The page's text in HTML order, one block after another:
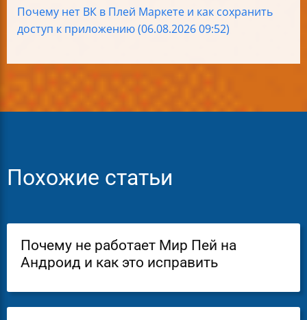
Почему нет ВК в Плей Маркете и как сохранить
доступ к приложению (06.08.2026 09:52)
Похожие статьи
Почему не работает Мир Пей на
Андроид и как это исправить